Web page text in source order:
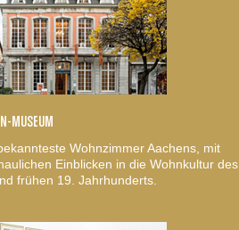
MUSEUM
Wohnzimmer Aachens, mit
Einblicken in die Wohnkultur des
frühen 19. Jahrhunderts.